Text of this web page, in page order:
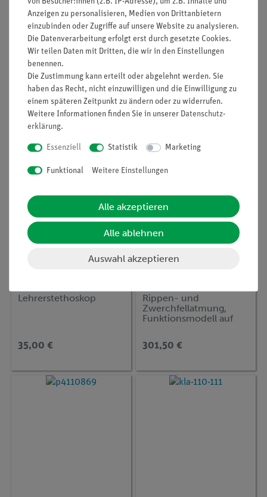
Artikel-Nr.:P8013300
Nachweis von CO2 in
der Ausatemluft
80,20 €
Handbuch
Schülerversuche
Humanphysiologie,
TESS advanced Biologie
Lehrerstethoskop
35,00 €
Rippen- und
Zwerchfellatmung,
Funktionsmodell auf
301,50 €
Anzeigen zu personalisieren, Medien von Drittanbietern
einzubinden oder Zugriffe auf unsere Website zu analysieren.
Die Datenverarbeitung erfolgt erst durch gesetzte Cookies.
Wir teilen Daten mit Dritten, die wir in den Einstellungen
benennen.
Die Zustimmung kann erteilt oder abgelehnt werden. Sie
haben das Recht, nicht einzuwilligen und die Einwilligung zu
einem späteren Zeitpunkt zu ändern oder zu widerrufen.
Weitere Informationen finden Sie in unserer Daten­schutz­
erklärung.
Essenziell Statistik Marketing
Funktional Weitere Einstellungen
Alle akzeptieren
Alle ablehnen
Auswahl akzeptieren